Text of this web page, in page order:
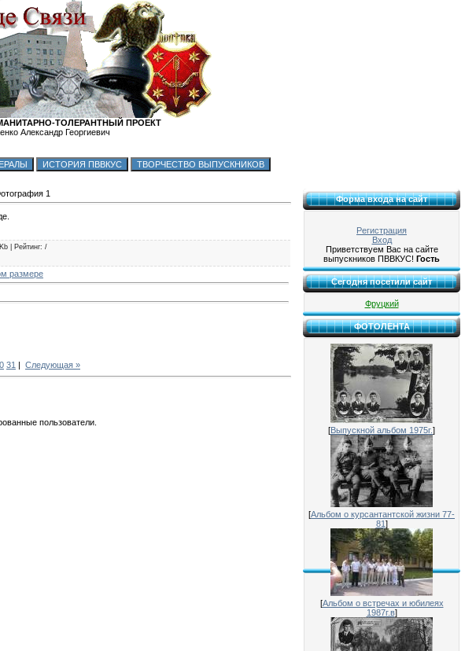
ТОЛЕРАНТНЫЙ ПРОЕКТ
Александр Георгиевич
1
| Рейтинг: /
размере
31 | Следующая »
пользователи.
Форма входа на сайт
Регистрация
Вход
Приветствуем Вас на сайте
выпускников ПВВКУС! Гость
Сегодня посетили сайт
Фруцкий
ФОТОЛЕНТА
[Выпускной альбом 1975г.]
[Альбом о курсантантской жизни 77-
81]
[Альбом о встречах и юбилеях
1987г.в]